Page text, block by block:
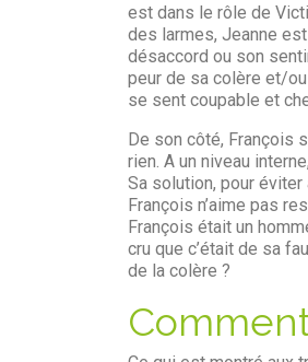
est dans le rôle de
des larmes, Jeanne
désaccord ou son
peur de sa colère et/
se sent coupable et
De son côté, François
rien. A un niveau
Sa solution, pour
François n’aime pas
François était un
cru que c’était de sa
de la colère ?